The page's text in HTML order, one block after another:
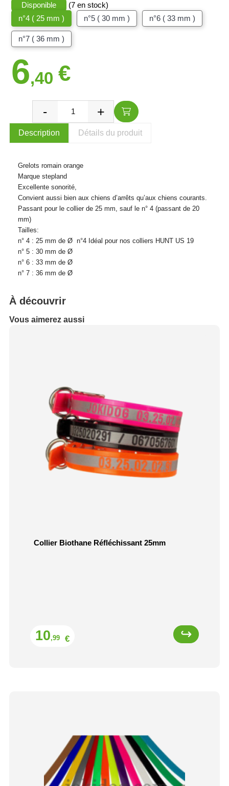
Disponible
(7 en stock)
n°4 ( 25 mm )
n°5 ( 30 mm ) n°6 ( 33 mm )
n°7 ( 36 mm )
6,40 €
Description Détails du produit
Grelots romain orange
Marque stepland
Excellente sonorité,
Convient aussi bien aux chiens d’arrêts qu’aux chiens courants.
Passant pour le collier de 25 mm, sauf le n° 4 (passant de 20
mm)
Tailles:
n° 4 : 25 mm de Ø n°4 Idéal pour nos colliers HUNT US 19
n° 5 : 30 mm de Ø
n° 6 : 33 mm de Ø
n° 7 : 36 mm de Ø
À découvrir
Vous aimerez aussi
Collier Biothane Réfléchissant 25mm
10,99 €